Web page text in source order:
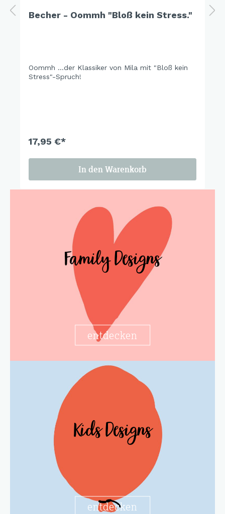
Becher - Oommh "Bloß kein Stress."
Oommh …der Klassiker von Mila mit "Bloß kein
Stress"-Spruch!
17,95 €*
In den Warenkorb
Family Designs
entdecken
Kids Designs
entdecken